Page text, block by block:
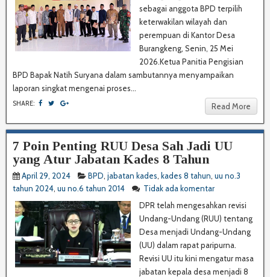
sebagai anggota BPD terpilih
keterwakilan wilayah dan
perempuan di Kantor Desa
Burangkeng, Senin, 25 Mei
2026.Ketua Panitia Pengisian
BPD Bapak Natih Suryana dalam sambutannya menyampaikan
laporan singkat mengenai proses...
SHARE: Read More
7 Poin Penting RUU Desa Sah Jadi UU
yang Atur Jabatan Kades 8 Tahun
April 29, 2024 BPD, jabatan kades, kades 8 tahun, uu no.3
tahun 2024, uu no.6 tahun 2014
Tidak ada komentar
DPR telah mengesahkan revisi
Undang-Undang (RUU) tentang
Desa menjadi Undang-Undang
(UU) dalam rapat paripurna.
Revisi UU itu kini mengatur masa
jabatan kepala desa menjadi 8